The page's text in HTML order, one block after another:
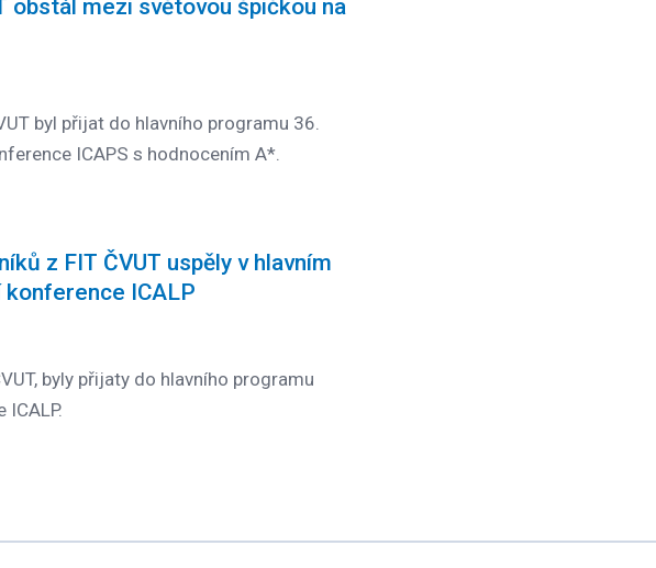
obstál mezi světovou špičkou na
byl přijat do hlavního programu 36.
ICAPS s hodnocením A*.
z FIT ČVUT uspěly v hlavním
ICALP
byly přijaty do hlavního programu